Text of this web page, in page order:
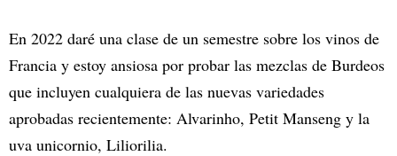
En 2022 daré una clase de un semestre sobre los vinos de
Francia y estoy ansiosa por probar las mezclas de Burdeos
que incluyen cualquiera de las nuevas variedades
aprobadas recientemente: Alvarinho, Petit Manseng y la
uva unicornio, Liliorilia.